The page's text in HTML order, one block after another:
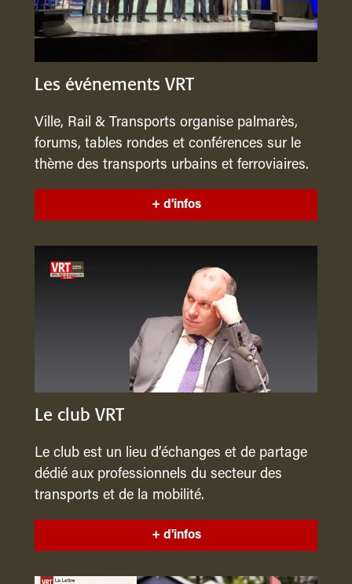
Les événements VRT
Ville, Rail & Transports organise palmarès,
forums, tables rondes et conférences sur le
thème des transports urbains et ferroviaires.
+ d'infos
Le club VRT
Le club est un lieu d’échanges et de partage
dédié aux professionnels du secteur des
transports et de la mobilité.
+ d'infos